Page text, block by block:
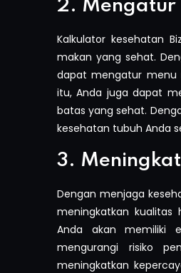
2. Mengatur
Kalkulator kesehatan
makan yang sehat.
dapat mengatur menu
itu, Anda juga dapat
batas yang sehat.
kesehatan tubuh Anda
3.
Dengan menjaga
meningkatkan kualitas
Anda akan memiliki
mengurangi risiko
meningkatkan